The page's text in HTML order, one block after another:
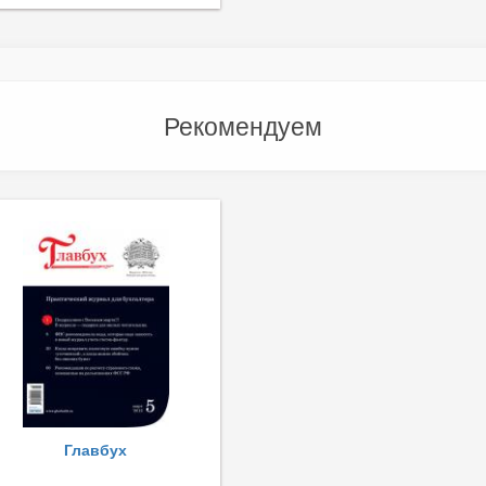
Рекомендуем
Главбух